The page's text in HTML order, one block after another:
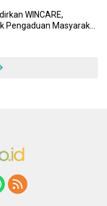
WINCARE,
Pengaduan Masyarakat